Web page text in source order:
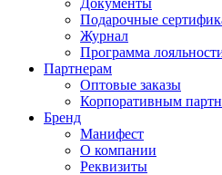
Документы
Подарочные
Журнал
Программа
Партнерам
Оптовые заказы
Корпоративным
Бренд
Манифест
О компании
Реквизиты